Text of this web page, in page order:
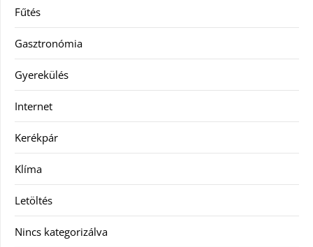
Fűtés
Gasztronómia
Gyerekülés
Internet
Kerékpár
Klíma
Letöltés
Nincs kategorizálva